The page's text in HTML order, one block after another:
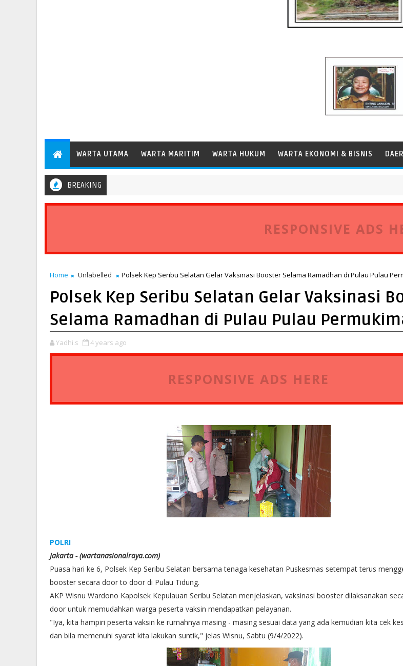
WARTA UTAMA WARTA MARITIM WARTA HUKUM WARTA EKONOMI & BISNIS
BREAKING
RESPONSIVE ADS
Home Unlabelled Polsek Kep Seribu Selatan Gelar Vaksinasi Booster Selama Ramadhan di Pulau Pulau
Polsek Kep Seribu Selatan Gelar Vaksinasi
Selama Ramadhan di Pulau Pulau
Yadhi.s 4 years ago
RESPONSIVE ADS HERE
POLRI
Jakarta - (wartanasionalraya.com)
Puasa hari ke 6, Polsek Kep Seribu Selatan bersama tenaga kesehatan Puskesmas setempat terus
booster secara door to door di Pulau Tidung.
AKP Wisnu Wardono Kapolsek Kepulauan Seribu Selatan menjelaskan, vaksinasi booster dilaksanakan
door untuk memudahkan warga peserta vaksin mendapatkan pelayanan.
"Iya, kita hampiri peserta vaksin ke rumahnya masing - masing sesuai data yang ada kemudian kita cek
dan bila memenuhi syarat kita lakukan suntik," jelas Wisnu, Sabtu (9/4/2022).